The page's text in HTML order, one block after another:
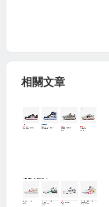
相關文章